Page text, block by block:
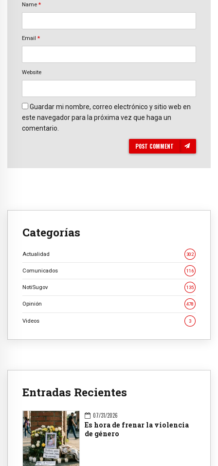
Name *
Email *
Website
Guardar mi nombre, correo electrónico y sitio web en
este navegador para la próxima vez que haga un
comentario.
POST COMMENT
Categorías
Actualidad 302
Comunicados 116
NotiSugov 135
Opinión 478
Videos 3
Entradas Recientes
07/31/2026
Es hora de frenar la violencia
de género